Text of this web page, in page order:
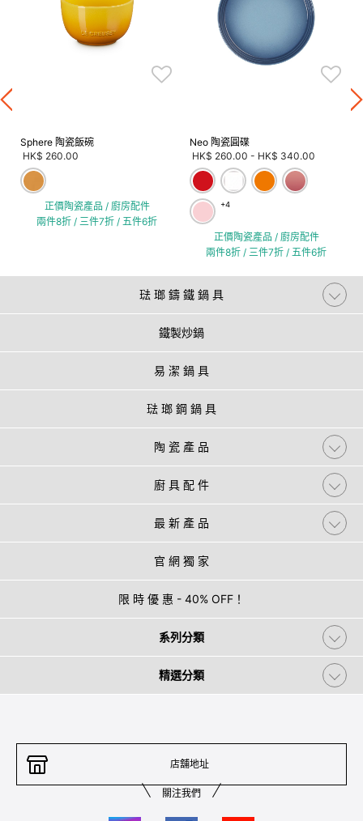
Sphere 陶瓷飯碗
HK$ 260.00
正價陶瓷產品 / 廚房配件
兩件8折 / 三件7折 / 五件6折
Neo 陶瓷圓碟
HK$ 260.00 - HK$ 340.00
+4
正價陶瓷產品 / 廚房配件
兩件8折 / 三件7折 / 五件6折
琺 瑯 鑄 鐵 鍋 具
鐵製炒鍋
易 潔 鍋 具
琺 瑯 鋼 鍋 具
陶 瓷 產 品
廚 具 配 件
最 新 產 品
官 網 獨 家
限 時 優 惠 - 40% OFF！
系列分類
精選分類
店舖地址
關注我們